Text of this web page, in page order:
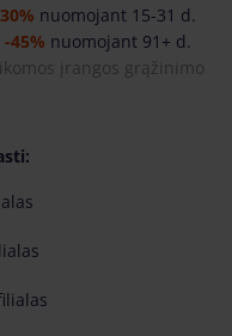
nuomojant 15-31 d.
-45% nuomojant 91+ d.
įrangos grąžinimo